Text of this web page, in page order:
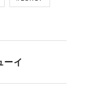
ーイ